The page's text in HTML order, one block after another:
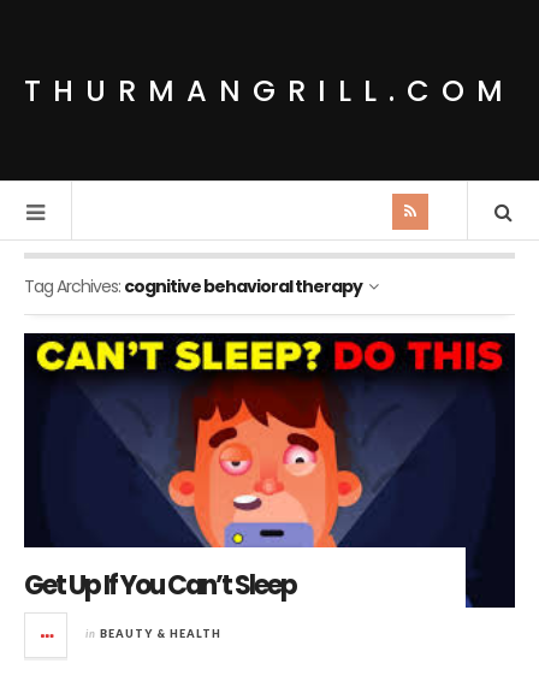
THURMANGRILL.COM
Tag Archives: cognitive behavioral therapy
Get Up If You Can’t Sleep
in BEAUTY & HEALTH